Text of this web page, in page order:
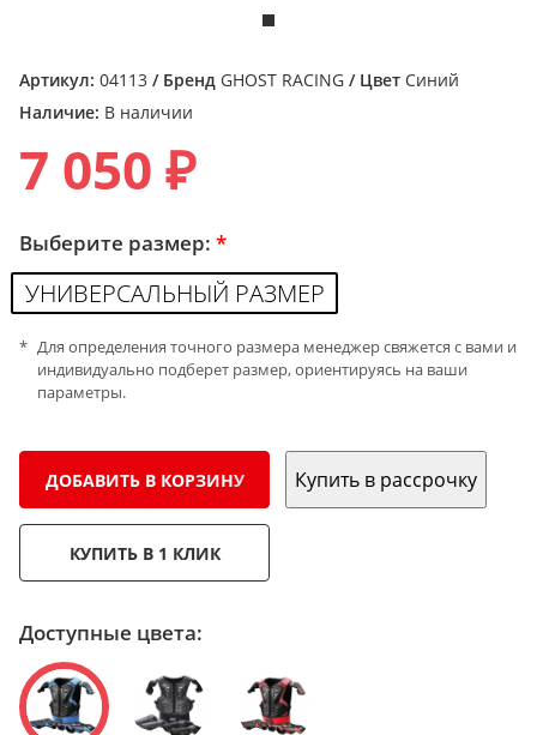
Артикул: 04113 / Бренд GHOST RACING / Цвет Синий
Наличие: В наличии
7 050 ₽
Выберите размер: *
УНИВЕРСАЛЬНЫЙ РАЗМЕР
Для определения точного размера менеджер свяжется с вами и
индивидуально подберет размер, ориентируясь на ваши
параметры.
ДОБАВИТЬ В КОРЗИНУ Купить в рассрочку
КУПИТЬ В 1 КЛИК
Доступные цвета: